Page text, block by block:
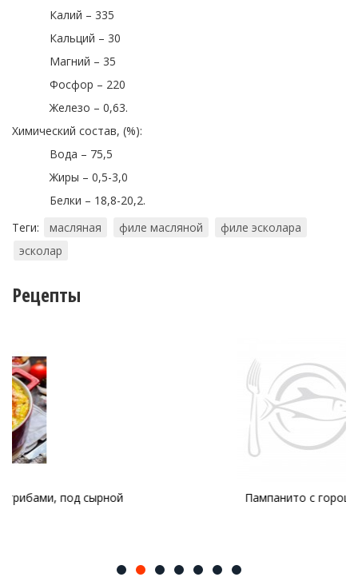
Калий – 335
Кальций – 30
Магний – 35
Фосфор – 220
Железо – 0,63.
Химический состав, (%):
Вода – 75,5
Жиры – 0,5-3,0
Белки – 18,8-20,2.
Теги:
масляная филе масляной
филе эсколара
эсколар
Рецепты
Пампанито с горошком